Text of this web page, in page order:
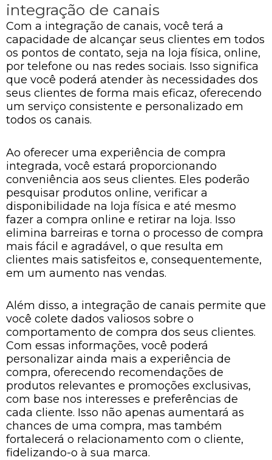
integração de canais
Com a integração de canais, você terá a
capacidade de alcançar seus clientes em todos
os pontos de contato, seja na loja física, online,
por telefone ou nas redes sociais. Isso significa
que você poderá atender às necessidades dos
seus clientes de forma mais eficaz, oferecendo
um serviço consistente e personalizado em
todos os canais.
Ao oferecer uma experiência de compra
integrada, você estará proporcionando
conveniência aos seus clientes. Eles poderão
pesquisar produtos online, verificar a
disponibilidade na loja física e até mesmo
fazer a compra online e retirar na loja. Isso
elimina barreiras e torna o processo de compra
mais fácil e agradável, o que resulta em
clientes mais satisfeitos e, consequentemente,
em um aumento nas vendas.
Além disso, a integração de canais permite que
você colete dados valiosos sobre o
comportamento de compra dos seus clientes.
Com essas informações, você poderá
personalizar ainda mais a experiência de
compra, oferecendo recomendações de
produtos relevantes e promoções exclusivas,
com base nos interesses e preferências de
cada cliente. Isso não apenas aumentará as
chances de uma compra, mas também
fortalecerá o relacionamento com o cliente,
fidelizando-o à sua marca.